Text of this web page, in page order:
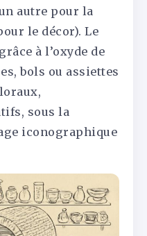
autre pour la
le décor). Le
à l’oxyde de
bols ou assiettes
sous la
iconographique